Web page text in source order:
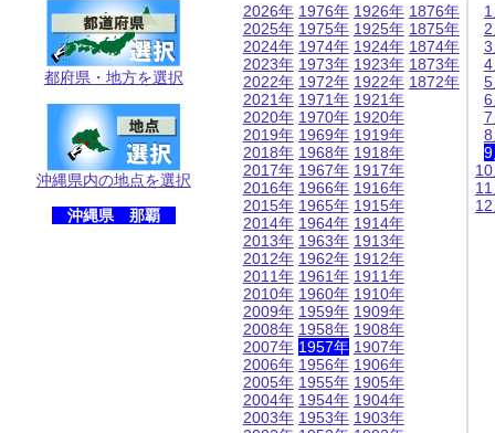
都府県・地方を選択
沖縄県内の地点を選択
沖縄県 那覇
2026年
2025年
2024年
2023年
2022年
2021年
2020年
2019年
2018年
2017年
2016年
2015年
2014年
2013年
2012年
2011年
2010年
2009年
2008年
2007年
2006年
2005年
2004年
2003年
1976年
1975年
1974年
1973年
1972年
1971年
1970年
1969年
1968年
1967年
1966年
1965年
1964年
1963年
1962年
1961年
1960年
1959年
1958年
1957年
1956年
1955年
1954年
1953年
1926年
1925年
1924年
1923年
1922年
1921年
1920年
1919年
1918年
1917年
1916年
1915年
1914年
1913年
1912年
1911年
1910年
1909年
1908年
1907年
1906年
1905年
1904年
1903年
1876年
1875年
1874年
1873年
1872年